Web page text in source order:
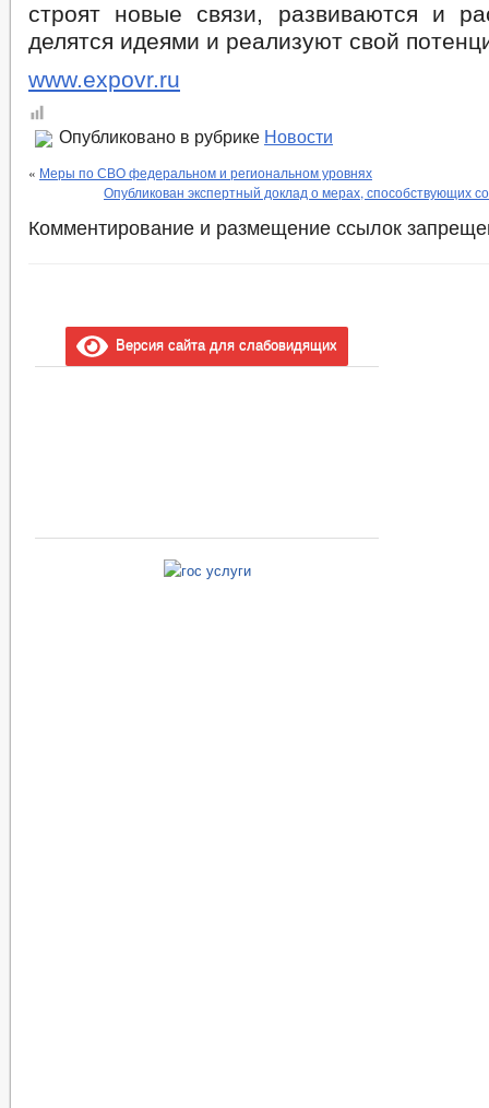
строят новые связи, развиваются и
делятся идеями и реализуют свой
www.expovr.ru
Опубликовано в рубрике Новости
« Меры по СВО федеральном и региональном уровнях
Опубликован экспертный доклад о мерах, способствующих
Комментирование и размещение ссылок
Версия сайта для слабовидящих